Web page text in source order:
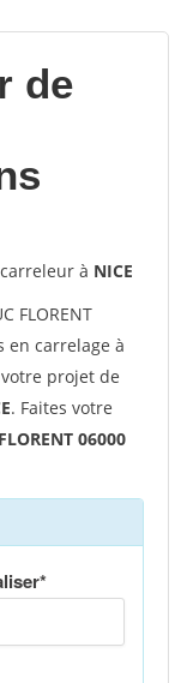
de
carreleur à NICE
FLORENT
en carrelage à
projet de
. Faites votre
06000